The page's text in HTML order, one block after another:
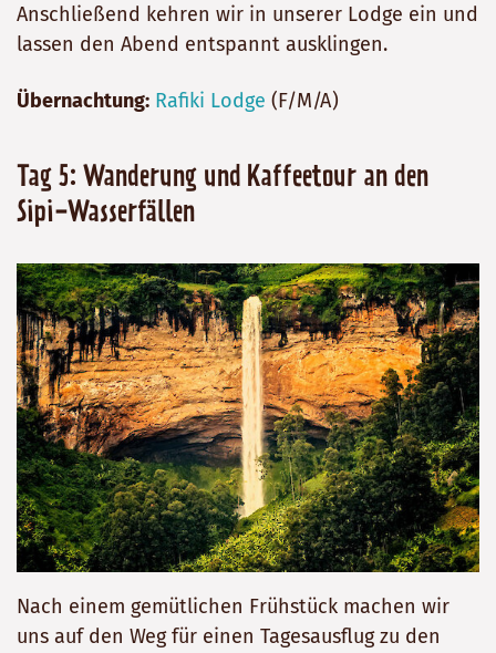
Anschließend kehren wir in unserer Lodge ein und
lassen den Abend entspannt ausklingen.
Übernachtung: Rafiki Lodge (F/M/A)
Tag 5: Wanderung und Kaffeetour an den
Sipi-Wasserfällen
Nach einem gemütlichen Frühstück machen wir
uns auf den Weg für einen Tagesausflug zu den